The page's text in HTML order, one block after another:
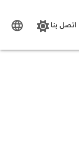
اتصل بنا